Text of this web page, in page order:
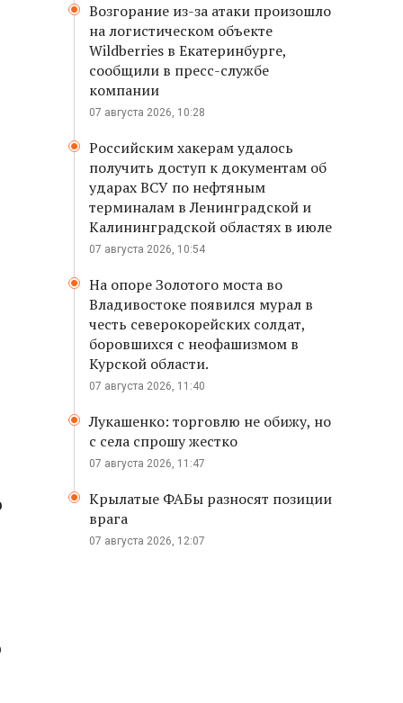
Возгорание из-за атаки произошло
на логистическом объекте
Wildberries в Екатеринбурге,
сообщили в пресс-службе
компании
07 августа 2026, 10:28
Российским хакерам удалось
получить доступ к документам об
ударах ВСУ по нефтяным
терминалам в Ленинградской и
Калининградской областях в июле
07 августа 2026, 10:54
На опоре Золотого моста во
Владивостоке появился мурал в
честь северокорейских солдат,
боровшихся с неофашизмом в
Курской области.
07 августа 2026, 11:40
Лукашенко: торговлю не обижу, но
с села спрошу жестко
07 августа 2026, 11:47
Крылатые ФАБы разносят позиции
врага
07 августа 2026, 12:07